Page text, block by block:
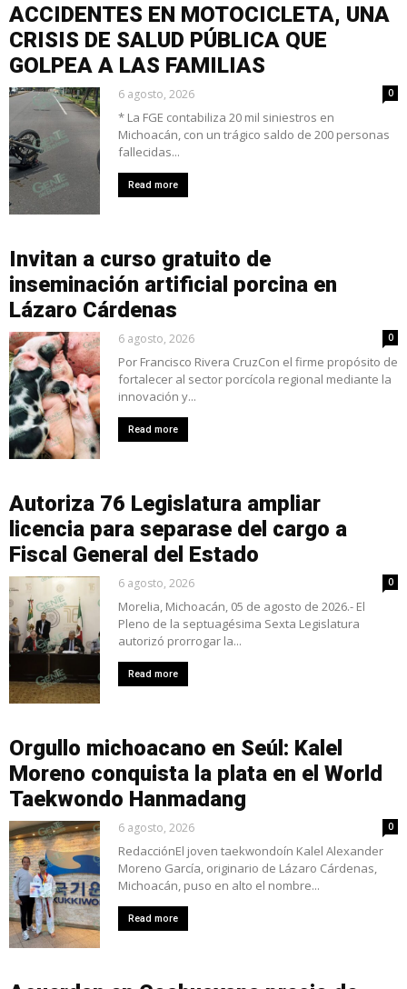
ACCIDENTES EN MOTOCICLETA, UNA
CRISIS DE SALUD PÚBLICA QUE
GOLPEA A LAS FAMILIAS
6 agosto, 2026 0
* La FGE contabiliza 20 mil siniestros en
Michoacán, con un trágico saldo de 200 personas
fallecidas...
Read more
Invitan a curso gratuito de
inseminación artificial porcina en
Lázaro Cárdenas
6 agosto, 2026 0
Por Francisco Rivera CruzCon el firme propósito de
fortalecer al sector porcícola regional mediante la
innovación y...
Read more
Autoriza 76 Legislatura ampliar
licencia para separase del cargo a
Fiscal General del Estado
6 agosto, 2026 0
Morelia, Michoacán, 05 de agosto de 2026.- El
Pleno de la septuagésima Sexta Legislatura
autorizó prorrogar la...
Read more
Orgullo michoacano en Seúl: Kalel
Moreno conquista la plata en el World
Taekwondo Hanmadang
6 agosto, 2026 0
RedacciónEl joven taekwondoín Kalel Alexander
Moreno García, originario de Lázaro Cárdenas,
Michoacán, puso en alto el nombre...
Read more